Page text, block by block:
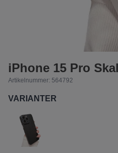
iPhone 15 Pro
Artikelnummer: 564792
VARIANTER